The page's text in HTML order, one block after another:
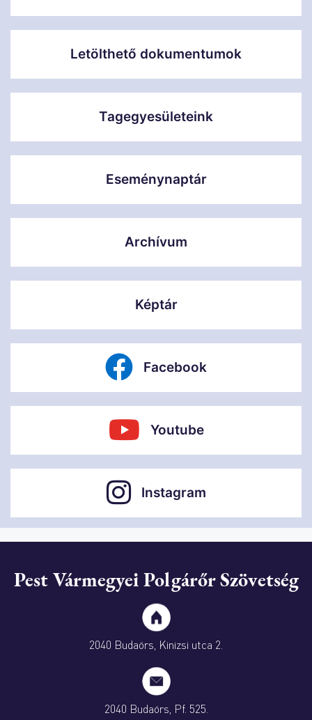
Letölthető dokumentumok
Tagegyesületeink
Eseménynaptár
Archívum
Képtár
Facebook
Youtube
Instagram
Pest Vármegyei Polgárőr Szövetség
2040 Budaörs, Kinizsi utca 2.
2040 Budaörs, Pf. 525.